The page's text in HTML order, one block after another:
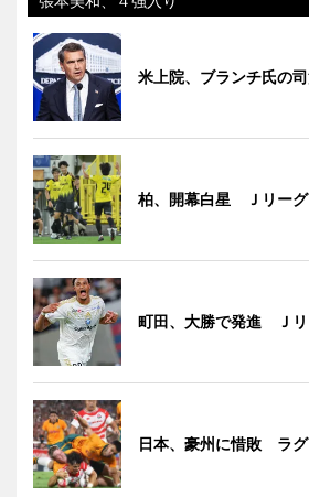
米上院、ブランチ氏の
柏、開幕白星 Ｊリーグ
町田、大勝で発進 Ｊ
日本、豪州に惜敗 ラ